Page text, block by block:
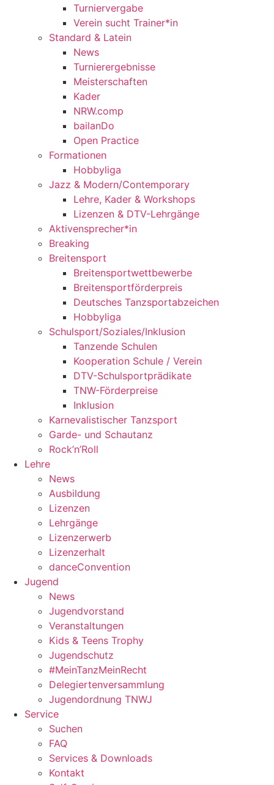
Turniervergabe
Verein sucht Trainer*in
Standard & Latein
News
Turnierergebnisse
Meisterschaften
Kader
NRW.comp
bailanDo
Open Practice
Formationen
Hobbyliga
Jazz & Modern/Contemporary
Lehre, Kader & Workshops
Lizenzen & DTV-Lehrgänge
Aktivensprecher*in
Breaking
Breitensport
Breitensportwettbewerbe
Breitensportförderpreis
Deutsches Tanzsportabzeichen
Hobbyliga
Schulsport/Soziales/Inklusion
Tanzende Schulen
Kooperation Schule / Verein
DTV-Schulsportprädikate
TNW-Förderpreise
Inklusion
Karnevalistischer Tanzsport
Garde- und Schautanz
Rock’n’Roll
Lehre
News
Ausbildung
Lizenzen
Lehrgänge
Lizenzerwerb
Lizenzerhalt
danceConvention
Jugend
News
Jugendvorstand
Veranstaltungen
Kids & Teens Trophy
Jugendschutz
#MeinTanzMeinRecht
Delegiertenversammlung
Jugendordnung TNWJ
Service
Suchen
FAQ
Services & Downloads
Kontakt